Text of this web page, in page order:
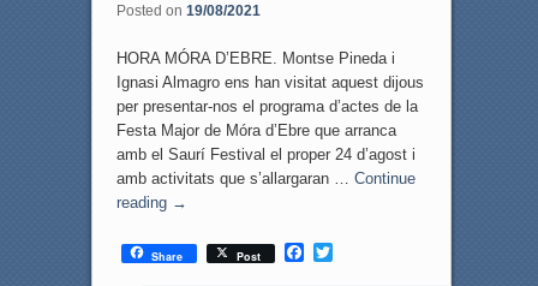
Posted on 19/08/2021
HORA MÓRA D’EBRE. Montse Pineda i
Ignasi Almagro ens han visitat aquest dijous
per presentar-nos el programa d’actes de la
Festa Major de Móra d’Ebre que arranca
amb el Saurí Festival el proper 24 d’agost i
amb activitats que s’allargaran … Continue
reading →
Share Post
F
T